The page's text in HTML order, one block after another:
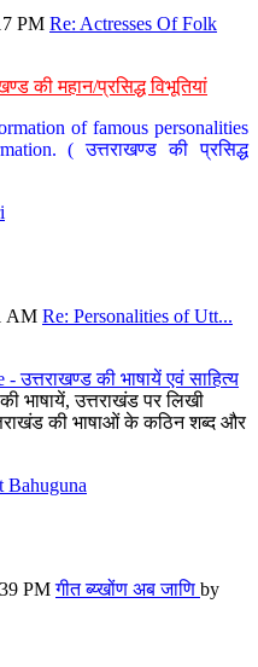
PM Re: Actresses Of Folk
की महान/प्रसिद्ध विभूतियां
of famous personalities
( उत्तराखण्ड की प्रसिद्ध
AM Re: Personalities of Utt...
की भाषायें एवं साहित्य
भाषायें, उत्तराखंड पर लिखी
की भाषाओं के कठिन शब्द और
Bahuguna
PMगीत ब्य्खोंण अब जाणि by